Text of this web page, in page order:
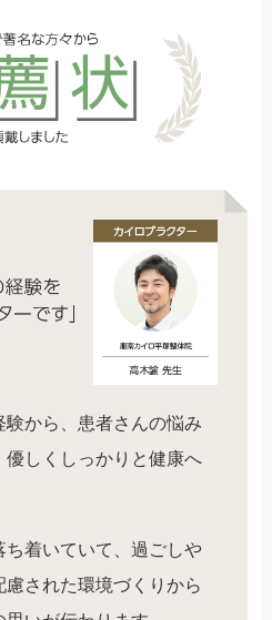
から、患者さんの悩み
しくしっかりと健康へ
着いていて、過ごしや
された環境づくりから